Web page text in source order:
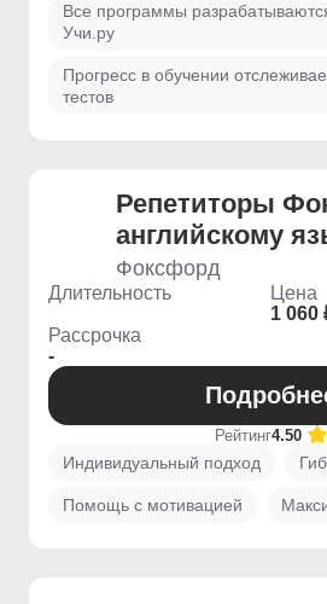
Все программы
Учи.ру
Прогресс в обучении
тестов
Репетиторы
английскому
Фоксфорд
Длительность
Цена
1 060
Рассрочка
-
Рейтинг4.50
Индивидуальный подход
Помощь с мотивацией